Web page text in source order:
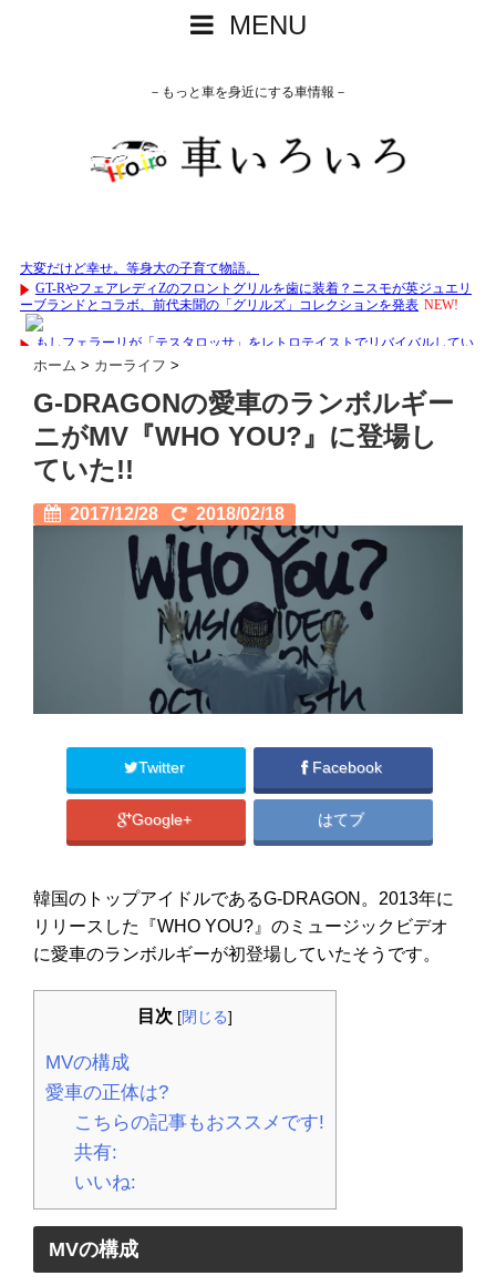
MENU
－もっと車を身近にする車情報－
ホーム > カーライフ >
G-DRAGONの愛車のランボルギー
ニがMV『WHO YOU?』に登場し
ていた!!
2017/12/28 2018/02/18
Twitter Facebook
Google+ はてブ
韓国のトップアイドルであるG-DRAGON。2013年に
リリースした『WHO YOU?』のミュージックビデオ
に愛車のランボルギーが初登場していたそうです。
目次 [閉じる]
MVの構成
愛車の正体は?
こちらの記事もおススメです!
共有:
いいね:
MVの構成